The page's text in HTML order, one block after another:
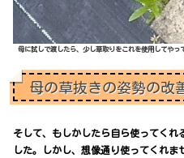
母に試しで渡したら、少し草取りをこれを使用してやっ
母の草抜きの姿勢の改
そして、もしかしたら自ら使ってくれ
した。しかし、想像通り使ってくれま